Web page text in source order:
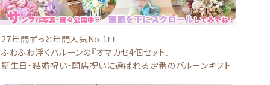
27年間ずっと年間人気No.1！！
ふわふわ浮くバルーンの『オマカセ4個セット』
誕生日・結婚祝い・開店祝いに選ばれる定番のバルーンギフト